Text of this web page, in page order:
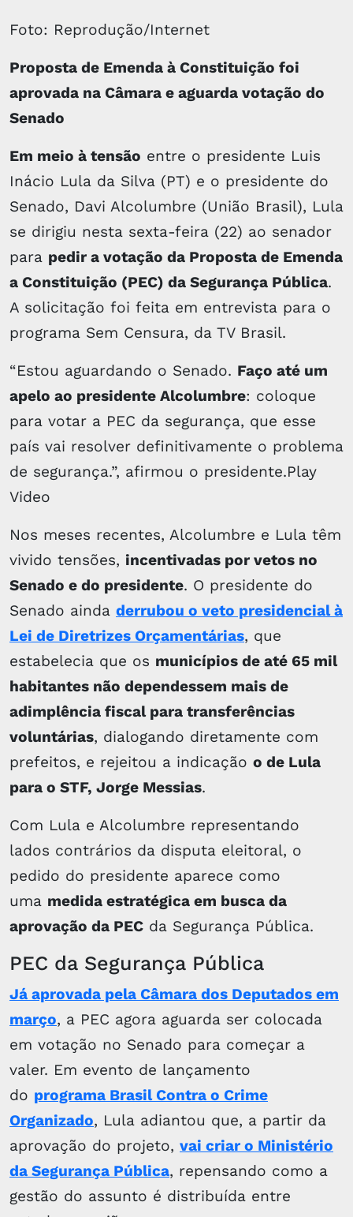
Foto: Reprodução/Internet
Proposta de Emenda à Constituição foi
aprovada na Câmara e aguarda votação do
Senado
Em meio à tensão entre o presidente Luis
Inácio Lula da Silva (PT) e o presidente do
Senado, Davi Alcolumbre (União Brasil), Lula
se dirigiu nesta sexta-feira (22) ao senador
para pedir a votação da Proposta de Emenda
a Constituição (PEC) da Segurança Pública.
A solicitação foi feita em entrevista para o
programa Sem Censura, da TV Brasil.
“Estou aguardando o Senado. Faço até um
apelo ao presidente Alcolumbre: coloque
para votar a PEC da segurança, que esse
país vai resolver definitivamente o problema
de segurança.”, afirmou o presidente.Play
Video
Nos meses recentes, Alcolumbre e Lula têm
vivido tensões, incentivadas por vetos no
Senado e do presidente. O presidente do
Senado ainda derrubou o veto presidencial à
Lei de Diretrizes Orçamentárias, que
estabelecia que os municípios de até 65 mil
habitantes não dependessem mais de
adimplência fiscal para transferências
voluntárias, dialogando diretamente com
prefeitos, e rejeitou a indicação o de Lula
para o STF, Jorge Messias.
Com Lula e Alcolumbre representando
lados contrários da disputa eleitoral, o
pedido do presidente aparece como
uma medida estratégica em busca da
aprovação da PEC da Segurança Pública.
PEC da Segurança Pública
Já aprovada pela Câmara dos Deputados em
março, a PEC agora aguarda ser colocada
em votação no Senado para começar a
valer. Em evento de lançamento
do programa Brasil Contra o Crime
Organizado, Lula adiantou que, a partir da
aprovação do projeto, vai criar o Ministério
da Segurança Pública, repensando como a
gestão do assunto é distribuída entre